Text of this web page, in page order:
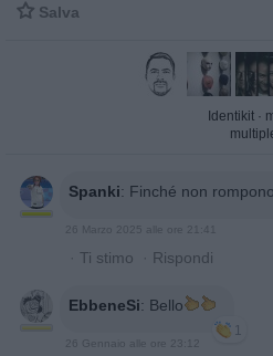
 Salva
Identikit ·
Spanki: Finché non
26 Marzo 2025 alle ore 21:41
· Ti stimo · Rispondi
EbbeneSi: Bello
1
26 Gennaio alle ore 23:12